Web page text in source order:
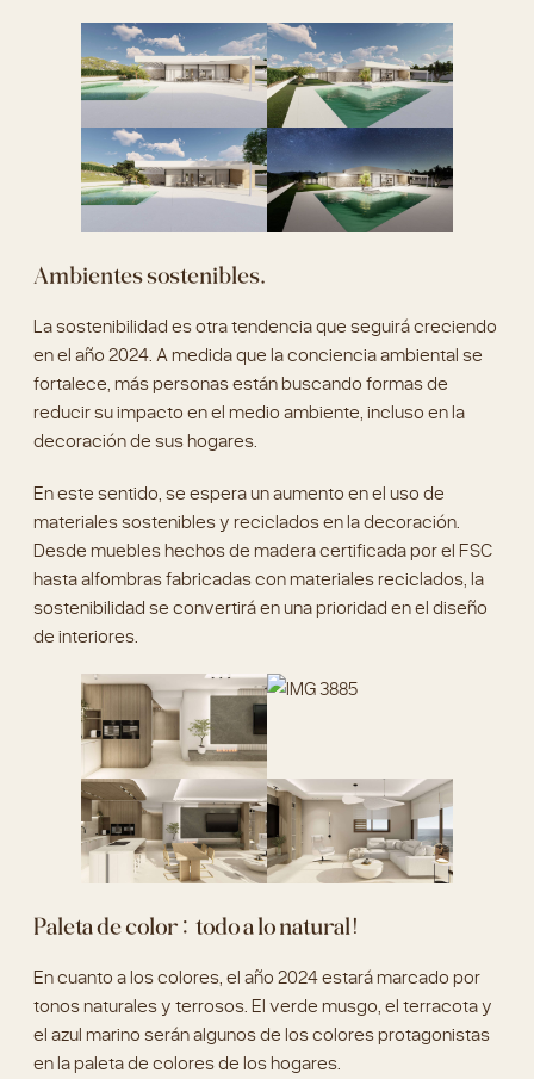
Ambientes sostenibles.
La sostenibilidad es otra tendencia que seguirá creciendo
en el año 2024. A medida que la conciencia ambiental se
fortalece, más personas están buscando formas de
reducir su impacto en el medio ambiente, incluso en la
decoración de sus hogares.
En este sentido, se espera un aumento en el uso de
materiales sostenibles y reciclados en la decoración.
Desde muebles hechos de madera certificada por el FSC
hasta alfombras fabricadas con materiales reciclados, la
sostenibilidad se convertirá en una prioridad en el diseño
de interiores.
Paleta de color: todo a lo natural!
En cuanto a los colores, el año 2024 estará marcado por
tonos naturales y terrosos. El verde musgo, el terracota y
el azul marino serán algunos de los colores protagonistas
en la paleta de colores de los hogares.